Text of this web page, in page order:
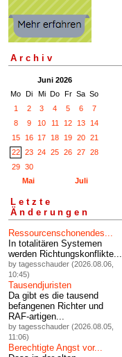
Archiv
Juni 2026
Mo Di Mi Do Fr Sa So
1
2 3 4 5 6
7
8
9 10 11 12 13
14
15
16 17 18 19 20
21
22
23 24 25 26 27
28
29
30
Mai
Juli
Letzte
Änderungen
Ressourcenschonendes...
In totalitären Systemen
werden Richtungskonflikte...
by tagesschauder (2026.08.06,
10:45)
Tausendjuristen
Da gibt es die tausend
befangenen Richter und
RAF-artigen...
by tagesschauder (2026.08.05,
11:06)
Berechtigte Angst vor...